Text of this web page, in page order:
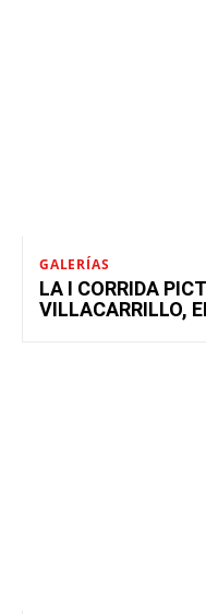
GALERÍAS
LA I CORRIDA
VILLACARRILLO,